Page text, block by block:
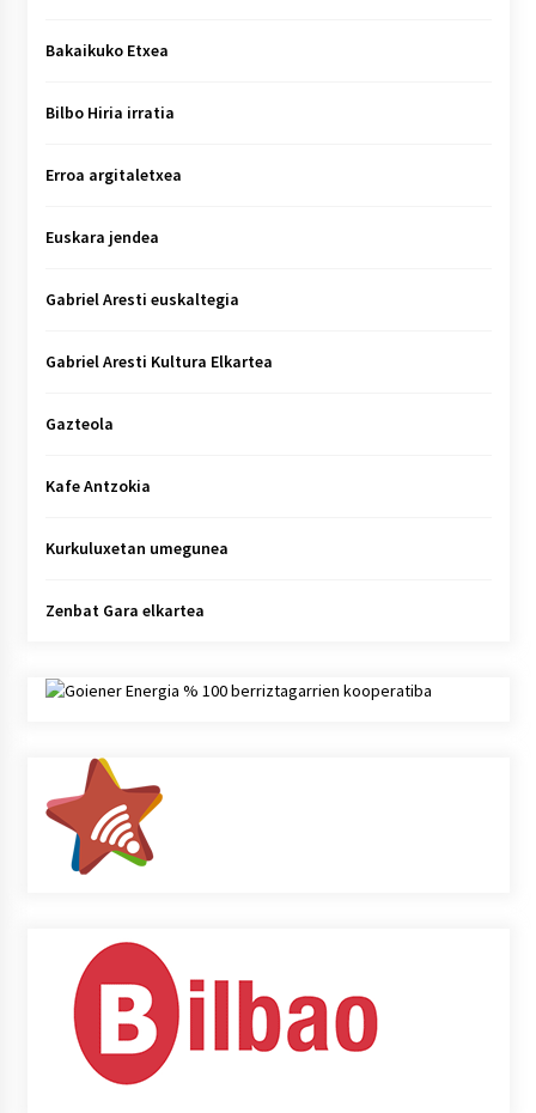
Bakaikuko Etxea
Bilbo Hiria irratia
Erroa argitaletxea
Euskara jendea
Gabriel Aresti euskaltegia
Gabriel Aresti Kultura Elkartea
Gazteola
Kafe Antzokia
Kurkuluxetan umegunea
Zenbat Gara elkartea